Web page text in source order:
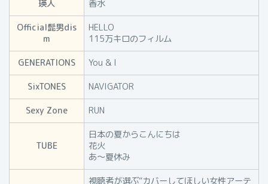
瑛人
香水
Official髭男dis
m
HELLO
115万キロのフィルム
GENERATIONS
You & I
SixTONES
NAVIGATOR
Sexy Zone
RUN
TUBE
日本の夏からこんにちは
花火
あ～夏休み
視聴者が選ぶ“カバーしてほしい女性アーテ